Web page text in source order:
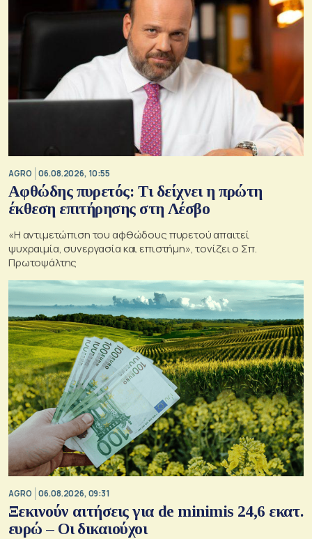
AGRO 06.08.2026, 10:55
Αφθώδης πυρετός: Τι δείχνει η πρώτη
έκθεση επιτήρησης στη Λέσβο
«Η αντιμετώπιση του αφθώδους πυρετού απαιτεί
ψυχραιμία, συνεργασία και επιστήμη», τονίζει ο Σπ.
Πρωτοψάλτης
AGRO 06.08.2026, 09:31
Ξεκινούν αιτήσεις για de minimis 24,6 εκατ.
ευρώ – Οι δικαιούχοι